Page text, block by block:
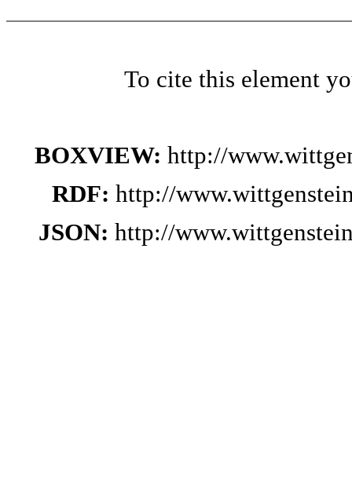
To cite this element
BOXVIEW: http://
RDF: http://
JSON: http://